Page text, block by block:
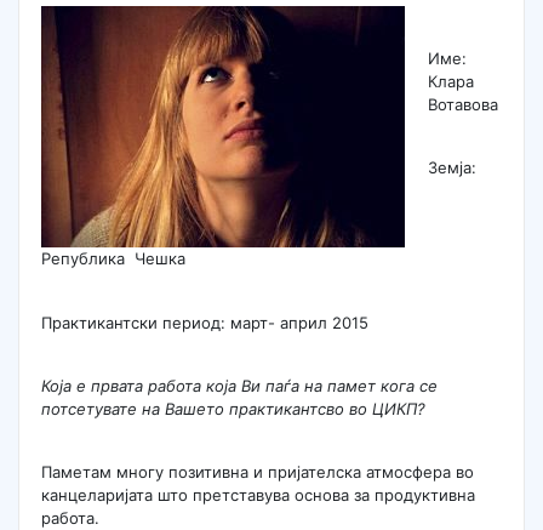
Име:
Клара
Вотавова
Земја:
Република Чешка
Практикантски период: март- април 2015
Која е првата работа која Ви паѓа на памет кога се
потсетувате на Вашето практикантсво во ЦИКП?
Паметам многу позитивна и пријателска атмосфера во
канцеларијата што претставува основа за продуктивна
работа.